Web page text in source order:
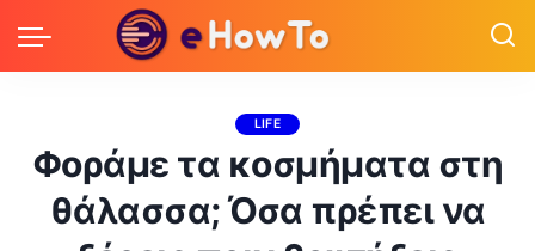
LIFE
Φοράμε τα κοσμήματα στη
θάλασσα; Όσα πρέπει να